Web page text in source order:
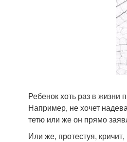
Ребенок хоть раз в жизни
Например, не хочет
тетю или же он прямо
Или же, протестуя,